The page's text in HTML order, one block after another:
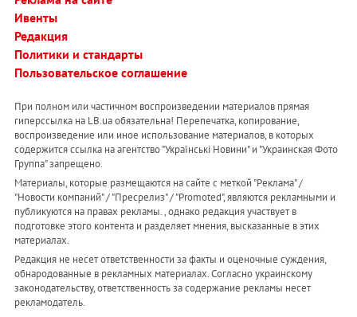
Ивенты
Редакция
Политики и стандарты
Пользовательское соглашение
При полном или частичном воспроизведении материалов прямая
гиперссылка на LB.ua обязательна! Перепечатка, копирование,
воспроизведение или иное использование материалов, в которых
содержится ссылка на агентство "Українськi Новини" и "Украинская Фото
Группа" запрещено.
Материалы, которые размещаются на сайте с меткой "Реклама" /
"Новости компаний" / "Пресрелиз" / "Promoted", являются рекламными и
публикуются на правах рекламы. , однако редакция участвует в
подготовке этого контента и разделяет мнения, высказанные в этих
материалах.
Редакция не несет ответственности за факты и оценочные суждения,
обнародованные в рекламных материалах. Согласно украинскому
законодательству, ответственность за содержание рекламы несет
рекламодатель.